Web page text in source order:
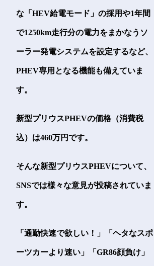
な「HEV給電モード」の採用や1年間
で1250km走行分の電力をまかなうソ
ーラー発電システムを設定するなど、
PHEV専用となる機能も備えていま
す。
新型プリウスPHEVの価格（消費税
込）は460万円です。
そんな新型プリウスPHEVについて、
SNSでは様々な意見が投稿されていま
す。
「通勤快速で欲しい！」「ヘタなスポ
ーツカーより速い」「GR86顔負け」